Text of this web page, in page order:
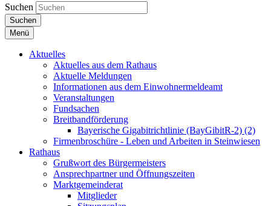
Suchen
Suchen
Menü
Aktuelles
Aktuelles aus dem Rathaus
Aktuelle Meldungen
Informationen aus dem Einwohnermeldeamt
Veranstaltungen
Fundsachen
Breitbandförderung
Bayerische Gigabitrichtlinie (BayGibitR-2) (2)
Firmenbroschüre - Leben und Arbeiten in Steinwiesen
Rathaus
Grußwort des Bürgermeisters
Ansprechpartner und Öffnungszeiten
Marktgemeinderat
Mitglieder